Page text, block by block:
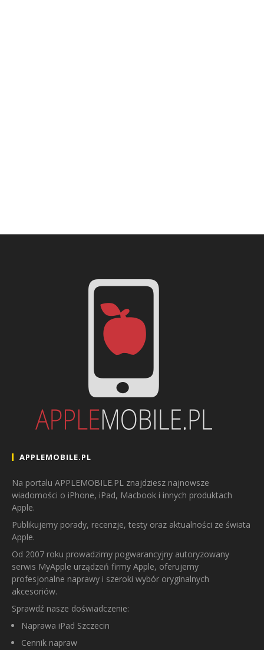
APPLEMOBILE.PL
Na portalu APPLEMOBILE.PL znajdziesz najnowsze
wiadomości o iPhone, iPad, Macbook i innych produktach
Apple.
Publikujemy porady, recenzje, testy oraz aktualności ze świata
Apple.
Od 2007 roku prowadzimy pogwarancyjny autoryzowany
serwis MyApple urządzeń firmy Apple, oferujemy
profesjonalne naprawy i szeroki wybór oryginalnych
akcesoriów.
Sprawdź nasze doświadczenie:
Naprawa iPad Szczecin
Cennik napraw